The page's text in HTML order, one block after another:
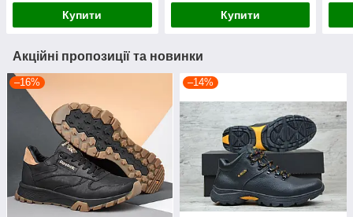
Купити Купити
Акційні пропозиції та новинки
–16% –14%